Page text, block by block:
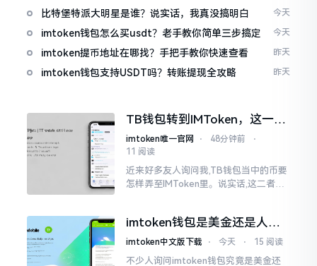
比特堡特派大明星是谁？说实话，我真没搞明白 今天
imtoken钱包怎么买usdt？老手教你简单三步搞定 今天
imtoken提币地址在哪找？手把手教你快速查看 昨天
imtoken钱包支持USDT吗？转账提现全攻略 昨天
TB钱包转到IMToken，这一步
别走错
imtoken唯一官网 ⋅ 48分钟前
⋅
11 阅读
近来好多友人询问我,TB钱包当中的币要
怎样弄至IMToken里。说实话,这二者皆
就迷糊了
imtoken钱包是美金还是人民
币？其实它是个“多面手”
imtoken中文版下载 ⋅ 今天 ⋅ 15 阅读
不少人询问imtoken钱包究竟是美金还